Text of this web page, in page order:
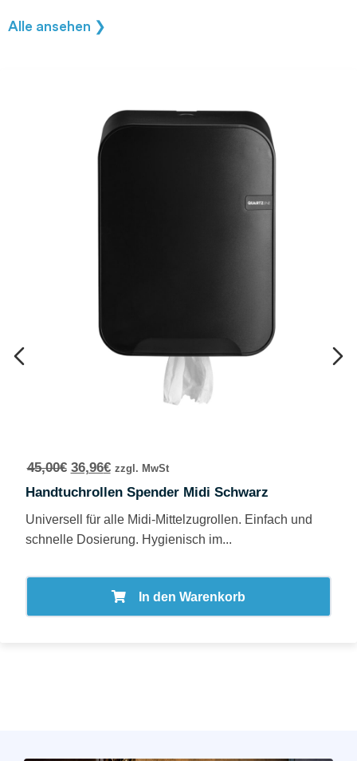
Alle ansehen ❯
45,00€ 36,96€ zzgl. MwSt
Handtuchrollen Spender Midi Schwarz
Universell für alle Midi-Mittelzugrollen. Einfach und
schnelle Dosierung. Hygienisch im...
In den Warenkorb